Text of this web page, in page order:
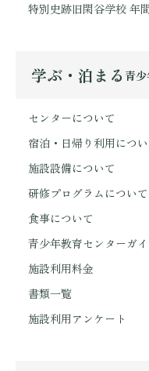
特別史跡旧閑谷学校 年
学ぶ・泊まる 青
センターについて
宿泊・日帰り利用につ
施設設備について
研修プログラムについて
食事について
青少年教育センターガ
施設利用料金
書類一覧
施設利用アンケート